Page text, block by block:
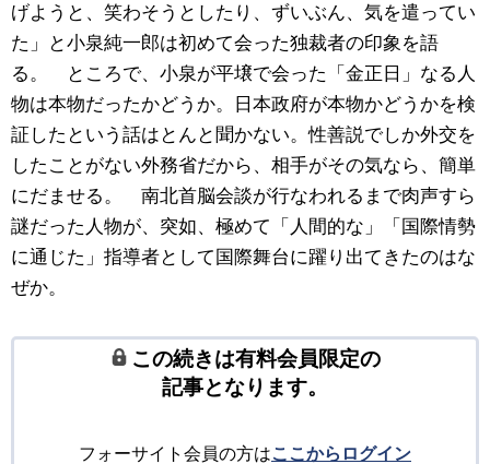
げようと、笑わそうとしたり、ずいぶん、気を遣ってい
た」と小泉純一郎は初めて会った独裁者の印象を語
る。 ところで、小泉が平壌で会った「金正日」なる人
物は本物だったかどうか。日本政府が本物かどうかを検
証したという話はとんと聞かない。性善説でしか外交を
したことがない外務省だから、相手がその気なら、簡単
にだませる。 南北首脳会談が行なわれるまで肉声すら
謎だった人物が、突如、極めて「人間的な」「国際情勢
に通じた」指導者として国際舞台に躍り出てきたのはな
ぜか。
この続きは有料会員限定の
記事となります。
フォーサイト会員の方はここからログイン